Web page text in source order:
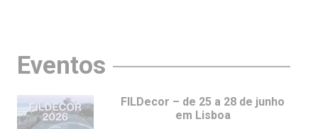
Eventos
FILDecor – de 25 a 28 de junho
em Lisboa